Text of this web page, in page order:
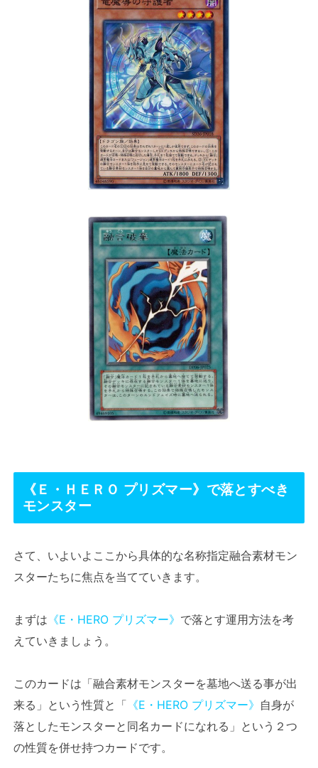
《Ｅ・ＨＥＲＯ プリズマー》で落とすべき
モンスター
さて、いよいよここから具体的な名称指定融合素材モン
スターたちに焦点を当てていきます。
まずは 《E・HERO プリズマー》 で落とす運用方法を考
えていきましょう。
このカードは「融合素材モンスターを墓地へ送る事が出
来る」という性質と「 《E・HERO プリズマー》 自身が
落としたモンスターと同名カードになれる」という２つ
の性質を併せ持つカードです。